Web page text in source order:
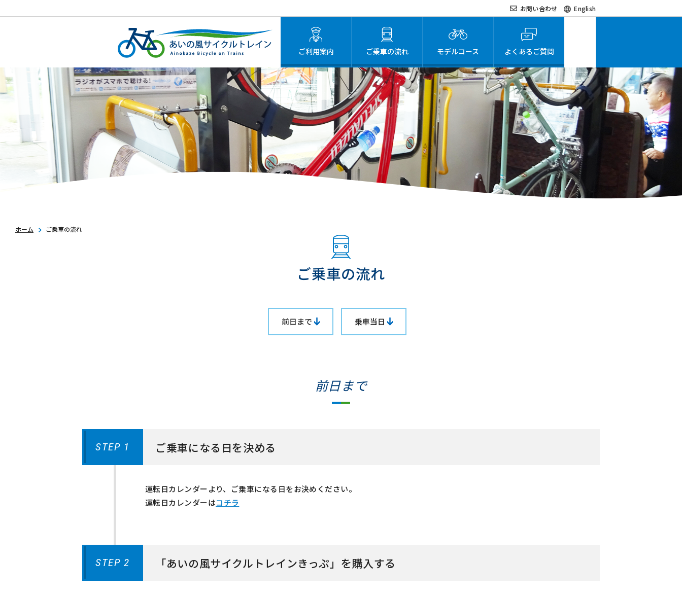
お問い合わせ English
ご利用案内 ご乗車の流れ モデルコース よくあるご質問
ホーム ご乗車の流れ
ご乗車の流れ
前日まで 乗車当日
前日まで
STEP 1 ご乗車になる日を決める
運転日カレンダーより、ご乗車になる日をお決めください。
運転日カレンダーはコチラ
STEP 2 「あいの風サイクルトレインきっぷ」を購入する